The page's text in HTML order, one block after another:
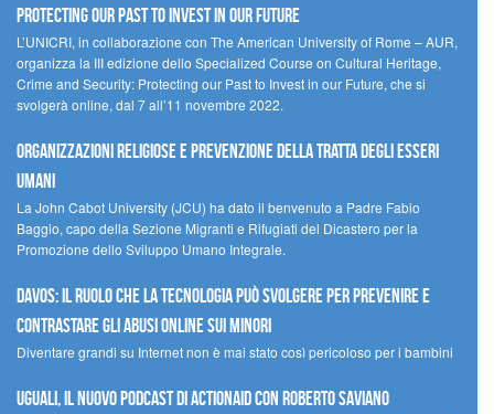
Protecting our Past to Invest in our Future
L’UNICRI, in collaborazione con The American University of Rome – AUR,
organizza la III edizione dello Specialized Course on Cultural Heritage,
Crime and Security: Protecting our Past to Invest in our Future, che si
svolgerà online, dal 7 all’11 novembre 2022.
Organizzazioni religiose e prevenzione della tratta degli esseri
umani
La John Cabot University (JCU) ha dato il benvenuto a Padre Fabio
Baggio, capo della Sezione Migranti e Rifugiati del Dicastero per la
Promozione dello Sviluppo Umano Integrale.
Davos: il ruolo che la tecnologia può svolgere per prevenire e
contrastare gli abusi online sui minori
Diventare grandi su Internet non è mai stato così pericoloso per i bambini
UGUALI, il nuovo podcast di ACTIONAID con Roberto Saviano